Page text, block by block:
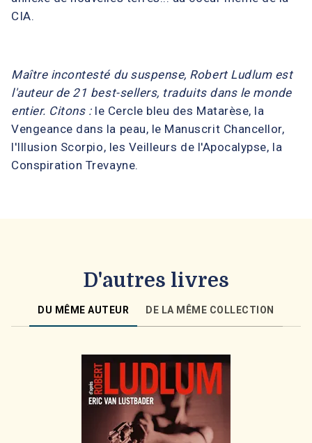
CIA.
Maître incontesté du suspense, Robert Ludlum est
l'auteur de 21 best-sellers, traduits dans le monde
entier. Citons :le Cercle bleu des Matarèse, la
Vengeance dans la peau, le Manuscrit Chancellor,
l'Illusion Scorpio, les Veilleurs de l'Apocalypse, la
Conspiration Trevayne.
D'autres livres
DU MÊME AUTEUR DE LA MÊME COLLECTION